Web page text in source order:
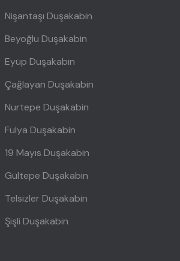
Nişantaşı Duşakabin
Beyoğlu Duşakabin
Eyüp Duşakabin
Çağlayan Duşakabin
Nurtepe Duşakabin
Fulya Duşakabin
19 Mayıs Duşakabin
Gültepe Duşakabin
Telsizler Duşakabin
Şişli Duşakabin